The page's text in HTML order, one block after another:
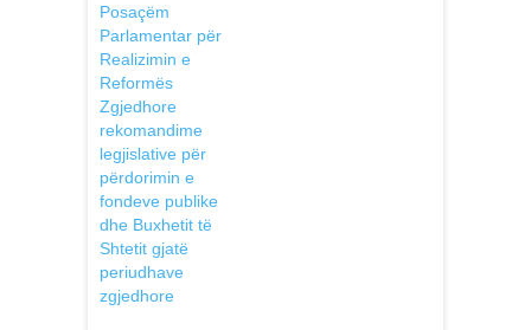
Posaçëm
Parlamentar për
Realizimin e
Reformës
Zgjedhore
rekomandime
legjislative për
përdorimin e
fondeve publike
dhe Buxhetit të
Shtetit gjatë
periudhave
zgjedhore